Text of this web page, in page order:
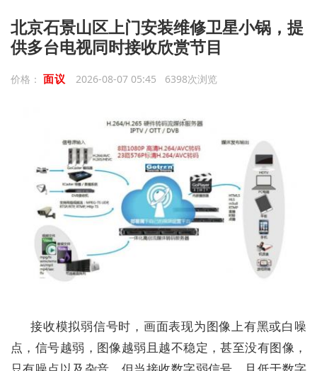
北京石景山区上门安装维修卫星小锅，提
供多台电视同时接收欣赏节目
价格： 面议 2026-08-07 05:45 6398次浏览
接收模拟弱信号时，画面表现为图像上有黑或白噪
点，信号越弱，图像越弱且越不稳定，甚至没有图像，